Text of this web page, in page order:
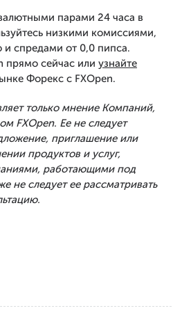
парами 24 часа в
низкими комиссиями,
и спредами от 0,0 пипса.
прямо сейчас или узнайте
Форекс с FXOpen.
только мнение Компаний,
FXOpen. Ее не следует
приглашение или
продуктов и услуг,
работающими под
не следует ее рассматривать